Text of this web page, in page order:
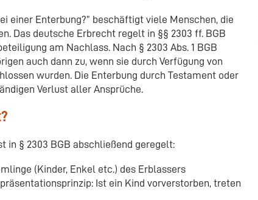
einer Enterbung?” beschäftigt viele Menschen, die
Das deutsche Erbrecht regelt in §§ 2303 ff. BGB
am Nachlass. Nach § 2303 Abs. 1 BGB
auch dann zu, wenn sie durch Verfügung von
wurden. Die Enterbung durch Testament oder
Verlust aller Ansprüche.
§ 2303 BGB abschließend geregelt:
(Kinder, Enkel etc.) des Erblassers
Ist ein Kind vorverstorben, treten